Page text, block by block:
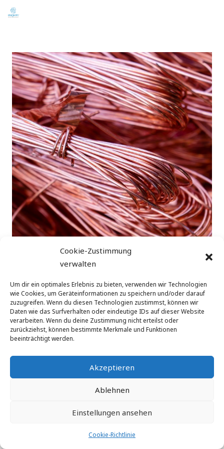
Cookie-Zustimmung
verwalten
Um dir ein optimales Erlebnis zu bieten, verwenden wir Technologien
wie Cookies, um Geräteinformationen zu speichern und/oder darauf
zuzugreifen. Wenn du diesen Technologien zustimmst, können wir
Daten wie das Surfverhalten oder eindeutige IDs auf dieser Website
verarbeiten. Wenn du deine Zustimmung nicht erteilst oder
zurückziehst, können bestimmte Merkmale und Funktionen
beeinträchtigt werden.
Akzeptieren
Ablehnen
Einstellungen ansehen
Cookie-Richtlinie
Herausforderungen Industriemetalle: Fehlender Rohstoff